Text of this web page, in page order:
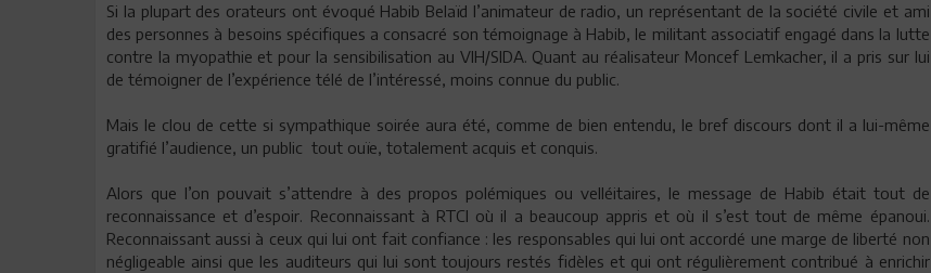
Si la plupart des orateurs ont évoqué Habib Belaïd l’animateur de radio, un représentant de la société civile et ami
des personnes à besoins spécifiques a consacré son témoignage à Habib, le militant associatif engagé dans la lutte
contre la myopathie et pour la sensibilisation au VIH/SIDA. Quant au réalisateur Moncef Lemkacher, il a pris sur lui
de témoigner de l’expérience télé de l’intéressé, moins connue du public.
Mais le clou de cette si sympathique soirée aura été, comme de bien entendu, le bref discours dont il a lui-même
gratifié l’audience, un public tout ouïe, totalement acquis et conquis.
Alors que l’on pouvait s’attendre à des propos polémiques ou velléitaires, le message de Habib était tout de
reconnaissance et d’espoir. Reconnaissant à RTCI où il a beaucoup appris et où il s’est tout de même épanoui.
Reconnaissant aussi à ceux qui lui ont fait confiance : les responsables qui lui ont accordé une marge de liberté non
négligeable ainsi que les auditeurs qui lui sont toujours restés fidèles et qui ont régulièrement contribué à enrichir